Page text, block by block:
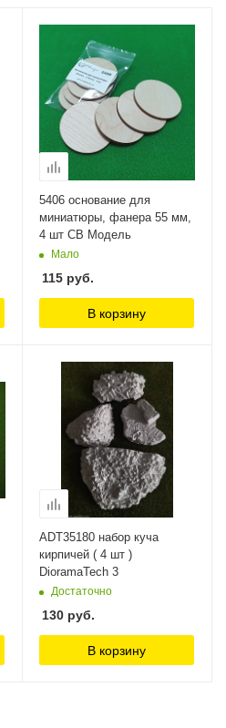
5406 основание для
миниатюры, фанера 55 мм,
4 шт СВ Модель
Мало
115 руб.
В корзину
ADT35180 набор куча
кирпичей ( 4 шт )
DioramaTech 3
Достаточно
130 руб.
В корзину